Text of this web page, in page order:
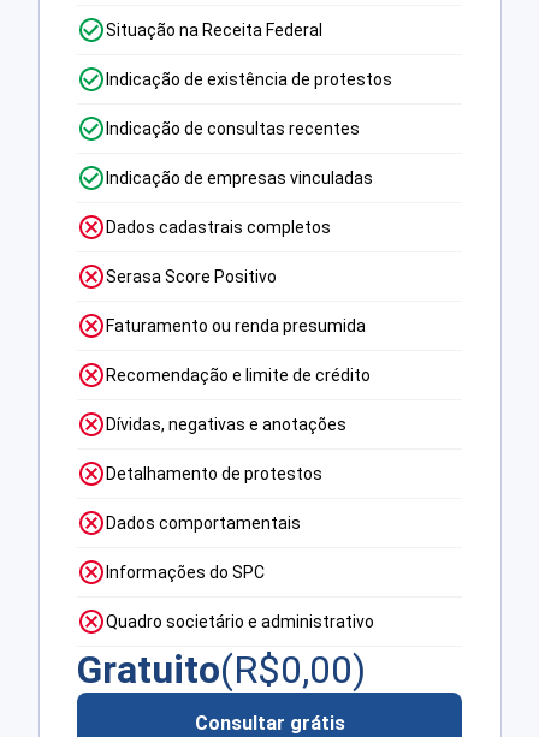
Situação na Receita Federal
Indicação de existência de protestos
Indicação de consultas recentes
Indicação de empresas vinculadas
Dados cadastrais completos
Serasa Score Positivo
Faturamento ou renda presumida
Recomendação e limite de crédito
Dívidas, negativas e anotações
Detalhamento de protestos
Dados comportamentais
Informações do SPC
Quadro societário e administrativo
Gratuito(R$0,00)
Consultar grátis